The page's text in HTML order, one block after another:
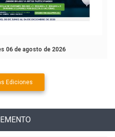
06 de agosto de 2026
Ediciones